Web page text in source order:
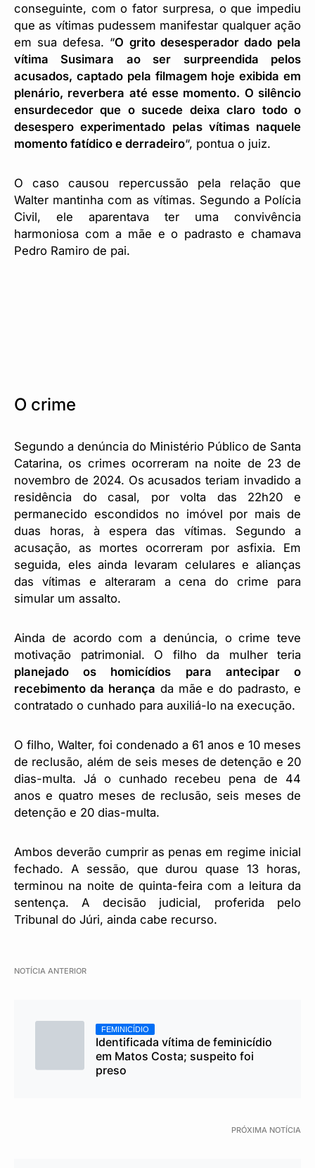
conseguinte, com o fator surpresa, o que impediu
que as vítimas pudessem manifestar qualquer ação
em sua defesa. “O grito desesperador dado pela
vítima Susimara ao ser surpreendida pelos
acusados, captado pela filmagem hoje exibida em
plenário, reverbera até esse momento. O silêncio
ensurdecedor que o sucede deixa claro todo o
desespero experimentado pelas vítimas naquele
momento fatídico e derradeiro“, pontua o juiz.
O caso causou repercussão pela relação que
Walter mantinha com as vítimas. Segundo a Polícia
Civil, ele aparentava ter uma convivência
harmoniosa com a mãe e o padrasto e chamava
Pedro Ramiro de pai.
O crime
Segundo a denúncia do Ministério Público de Santa
Catarina, os crimes ocorreram na noite de 23 de
novembro de 2024. Os acusados teriam invadido a
residência do casal, por volta das 22h20 e
permanecido escondidos no imóvel por mais de
duas horas, à espera das vítimas. Segundo a
acusação, as mortes ocorreram por asfixia. Em
seguida, eles ainda levaram celulares e alianças
das vítimas e alteraram a cena do crime para
simular um assalto.
Ainda de acordo com a denúncia, o crime teve
motivação patrimonial. O filho da mulher teria
planejado os homicídios para antecipar o
recebimento da herança da mãe e do padrasto, e
contratado o cunhado para auxiliá-lo na execução.
O filho, Walter, foi condenado a 61 anos e 10 meses
de reclusão, além de seis meses de detenção e 20
dias-multa. Já o cunhado recebeu pena de 44
anos e quatro meses de reclusão, seis meses de
detenção e 20 dias-multa.
Ambos deverão cumprir as penas em regime inicial
fechado. A sessão, que durou quase 13 horas,
terminou na noite de quinta-feira com a leitura da
sentença. A decisão judicial, proferida pelo
Tribunal do Júri, ainda cabe recurso.
NOTÍCIA ANTERIOR
FEMINICÍDIO
Identificada vítima de feminicídio
em Matos Costa; suspeito foi
preso
PRÓXIMA NOTÍCIA